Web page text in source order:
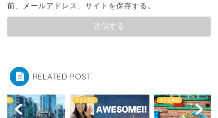
前、メールアドレス、サイトを保存する。
RELATED POST
すきま英語 すきま英語